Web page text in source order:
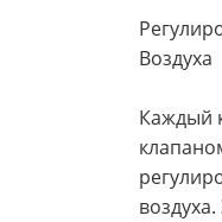
Воздуха
Каждый